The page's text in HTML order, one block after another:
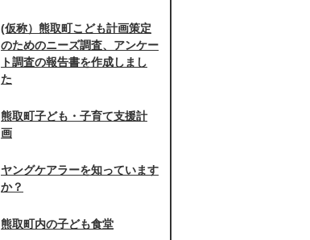
(仮称）熊取町こども計画策定
のためのニーズ調査、アンケー
ト調査の報告書を作成しまし
た
熊取町子ども・子育て支援計
画
ヤングケアラーを知っています
か？
熊取町内の子ども食堂